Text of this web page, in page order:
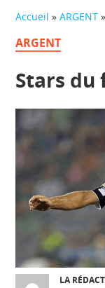
Accueil »ARGENT
ARGENT
Stars
LA